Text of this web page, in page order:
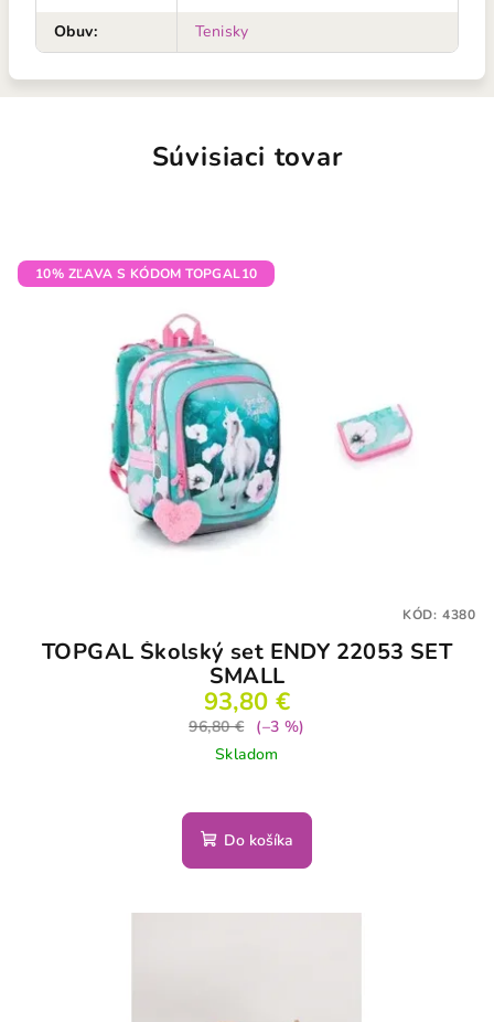
Obuv: Tenisky
Súvisiaci tovar
10% ZĽAVA S KÓDOM TOPGAL10
TOPGAL Školský set ENDY 22053 SET
SMALL
93,80 €
96,80 €
(–3 %)
Skladom
Do košíka
KÓD: 4380